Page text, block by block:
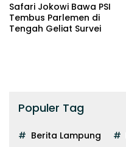
Safari Jokowi Bawa PSI
Tembus Parlemen di
Tengah Geliat Survei
Populer Tag
Berita Lampung